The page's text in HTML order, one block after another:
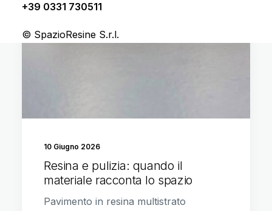
+39 0331 730511
© SpazioResine S.r.l.
10 Giugno 2026
Resina e pulizia: quando il
materiale racconta lo spazio
Pavimento in resina multistrato